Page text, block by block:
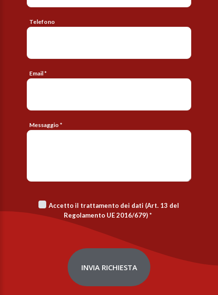
Telefono
Email *
Messaggio *
Accetto il trattamento dei dati (Art. 13 del
Regolamento UE 2016/679)*
INVIA RICHIESTA